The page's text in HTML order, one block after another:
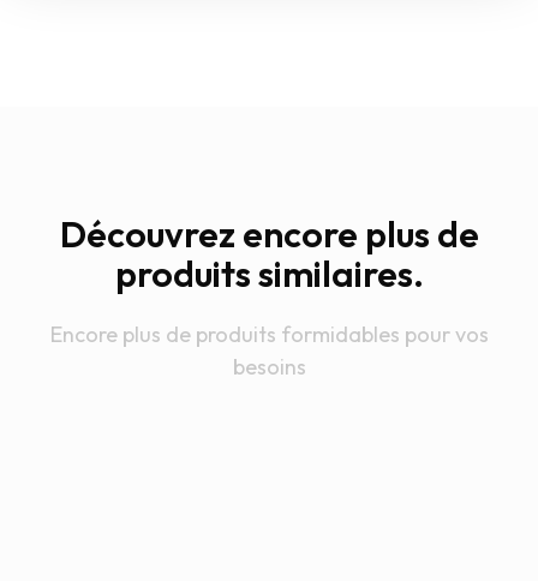
Découvrez encore plus de
produits similaires.
Encore plus de produits formidables pour vos
besoins